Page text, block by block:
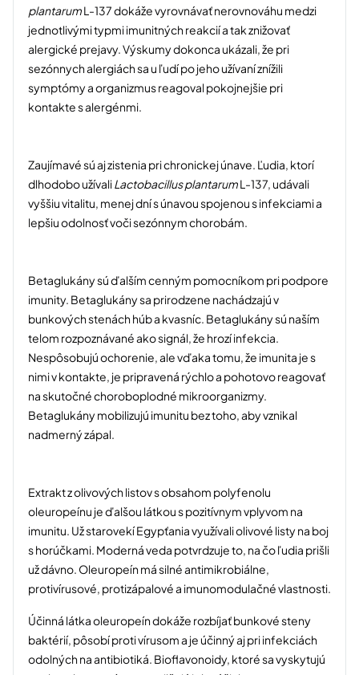
plantarumL-137 dokáže vyrovnávať nerovnováhu medzi
jednotlivými typmi imunitných reakcií a tak znižovať
alergické prejavy. Výskumy dokonca ukázali, že pri
sezónnych alergiách sa u ľudí po jeho užívaní znížili
symptómy a organizmus reagoval pokojnejšie pri
kontakte s alergénmi.
Zaujímavé sú aj zistenia pri chronickej únave. Ľudia, ktorí
dlhodobo užívaliLactobacillus plantarumL-137, udávali
vyššiu vitalitu, menej dní s únavou spojenou s infekciami a
lepšiu odolnosť voči sezónnym chorobám.
Betaglukány sú ďalším cenným pomocníkom pri podpore
imunity. Betaglukány sa prirodzene nachádzajú v
bunkových stenách húb a kvasníc. Betaglukány sú naším
telom rozpoznávané ako signál, že hrozí infekcia.
Nespôsobujú ochorenie, ale vďaka tomu, že imunita je s
nimi v kontakte, je pripravená rýchlo a pohotovo reagovať
na skutočné choroboplodné mikroorganizmy.
Betaglukány mobilizujú imunitu bez toho, aby vznikal
nadmerný zápal.
Extrakt z olivových listov s obsahom polyfenolu
oleuropeínu je ďalšou látkou s pozitívnym vplyvom na
imunitu. Už starovekí Egypťania využívali olivové listy na boj
s horúčkami. Moderná veda potvrdzuje to, na čo ľudia prišli
už dávno. Oleuropeín má silné antimikrobiálne,
protivírusové, protizápalové a imunomodulačné vlastnosti.
Účinná látka oleuropeín dokáže rozbíjať bunkové steny
baktérií, pôsobí proti vírusom a je účinný aj pri infekciách
odolných na antibiotiká. Bioflavonoidy, ktoré sa vyskytujú